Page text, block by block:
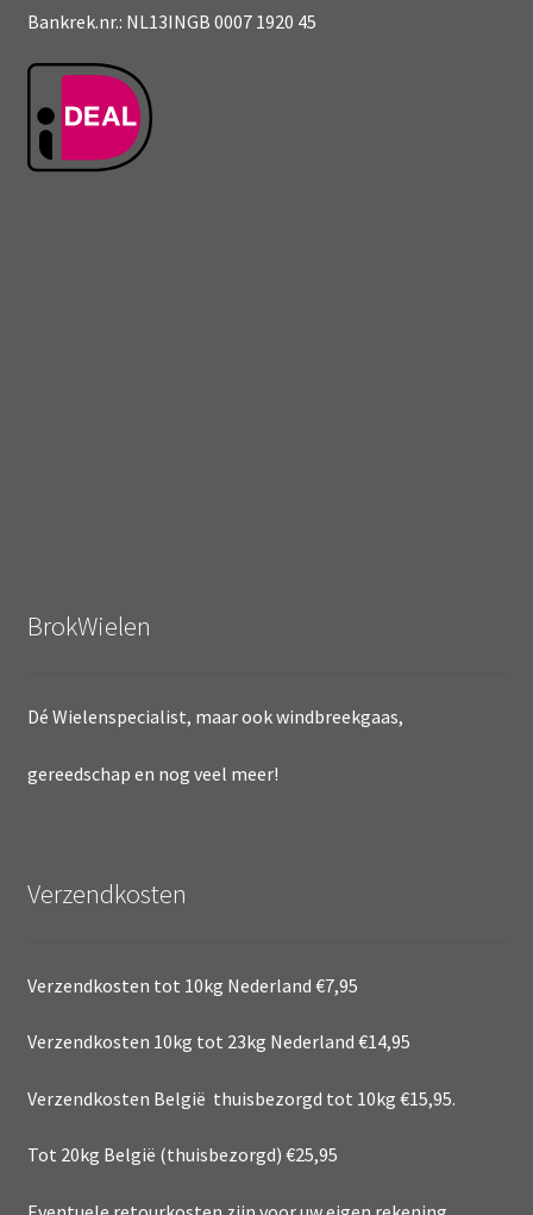
Bankrek.nr.: NL13INGB 0007 1920 45
BrokWielen
Dé Wielenspecialist, maar ook windbreekgaas,
gereedschap en nog veel meer!
Verzendkosten
Verzendkosten tot 10kg Nederland €7,95
Verzendkosten 10kg tot 23kg Nederland €14,95
Verzendkosten België thuisbezorgd tot 10kg €15,95.
Tot 20kg België (thuisbezorgd) €25,95